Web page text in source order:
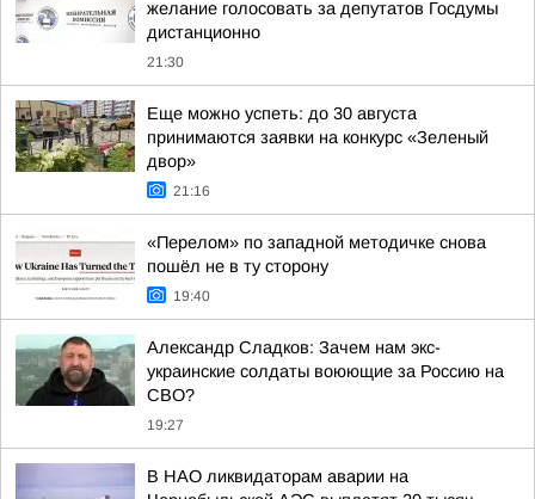
желание голосовать за депутатов Госдумы
дистанционно
21:30
Еще можно успеть: до 30 августа
принимаются заявки на конкурс «Зеленый
двор»
21:16
«Перелом» по западной методичке снова
пошёл не в ту сторону
19:40
Александр Сладков: Зачем нам экс-
украинские солдаты воюющие за Россию на
СВО?
19:27
В НАО ликвидаторам аварии на